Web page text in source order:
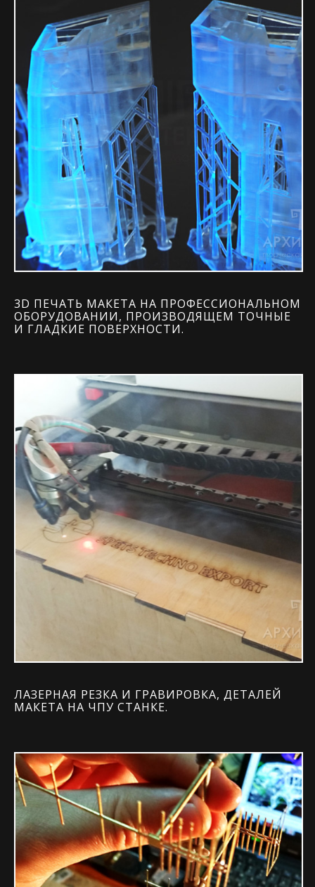
3D ПЕЧАТЬ МАКЕТА НА ПРОФЕССИОНАЛЬНОМ
ОБОРУДОВАНИИ, ПРОИЗВОДЯЩЕМ ТОЧНЫЕ
И ГЛАДКИЕ ПОВЕРХНОСТИ.
ЛАЗЕРНАЯ РЕЗКА И ГРАВИРОВКА, ДЕТАЛЕЙ
МАКЕТА НА ЧПУ СТАНКЕ.